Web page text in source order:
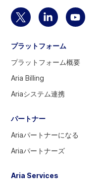
ー
ジ
戻
Twitter
カ
ウ
を
択
Linkedin
ア
カ
ト
YouTube
ウ
す
プラットフォーム
プラットフォーム概要
Aria Billing
Ariaシステム連携
パートナー
Ariaパートナーになる
Ariaパートナーズ
Aria Services